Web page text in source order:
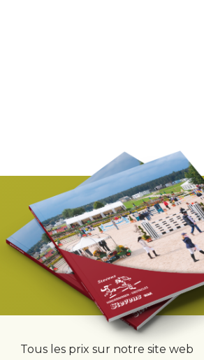
Tous les prix sur notre site web